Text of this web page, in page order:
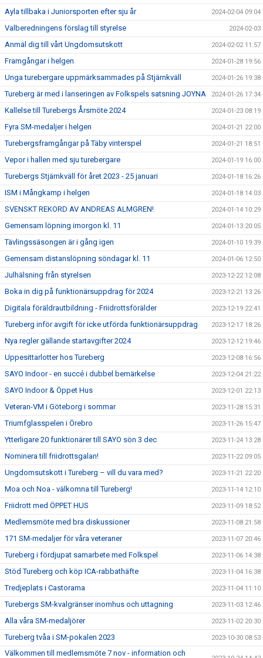
Ayla tillbaka i Juniorsporten efter sju år 2024-02-04 09:04
Valberedningens förslag till styrelse 2024-02-03
Anmäl dig till vårt Ungdomsutskott 2024-02-02 11:57
Framgångar i helgen 2024-01-28 19:56
Unga turebergare uppmärksammades på Stjärnkväll 2024-01-26 19:38
Tureberg är med i lanseringen av Folkspels satsning JOYNA 2024-01-26 17:34
Kallelse till Turebergs Årsmöte 2024 2024-01-23 08:19
Fyra SM-medaljer i helgen 2024-01-21 22:00
Turebergsframgångar på Täby vinterspel 2024-01-21 18:51
Vepor i hallen med sju turebergare 2024-01-19 16:00
Turebergs Stjärnkväll för året 2023 - 25 januari 2024-01-18 16:26
ISM i Mångkamp i helgen 2024-01-18 14:03
SVENSKT REKORD AV ANDREAS ALMGREN! 2024-01-14 10:29
Gemensam löpning imorgon kl. 11 2024-01-13 20:05
Tävlingssäsongen är i gång igen 2024-01-10 19:39
Gemensam distanslöpning söndagar kl. 11 2024-01-06 12:50
Julhälsning från styrelsen 2023-12-22 12:08
Boka in dig på funktionärsuppdrag för 2024 2023-12-21 13:26
Digitala föräldrautbildning - Friidrottsförälder 2023-12-19 22:41
Tureberg inför avgift för icke utförda funktionärsuppdrag 2023-12-17 18:26
Nya regler gällande startavgifter 2024 2023-12-12 19:46
Uppesittarlotter hos Tureberg 2023-12-08 16:56
SAYO Indoor - en succé i dubbel bemärkelse 2023-12-04 21:22
SAYO Indoor & Öppet Hus 2023-12-01 22:13
Veteran-VM i Göteborg i sommar 2023-11-28 15:31
Triumfglasspelen i Örebro 2023-11-26 15:47
Ytterligare 20 funktionärer till SAYO sön 3 dec 2023-11-24 13:28
Nominera till friidrottsgalan! 2023-11-22 09:05
Ungdomsutskott i Tureberg – vill du vara med? 2023-11-21 22:20
Moa och Noa - välkomna till Tureberg! 2023-11-14 12:10
Friidrott med ÖPPET HUS 2023-11-09 18:52
Medlemsmöte med bra diskussioner 2023-11-08 21:58
171 SM-medaljer för våra veteraner 2023-11-07 20:46
Tureberg i fördjupat samarbete med Folkspel 2023-11-06 14:38
Stöd Tureberg och köp ICA-rabbathäfte 2023-11-04 16:38
Tredjeplats i Castorama 2023-11-04 11:10
Turebergs SM-kvalgränser inomhus och uttagning 2023-11-03 12:46
Alla våra SM-medaljörer 2023-11-02 20:30
Tureberg tvåa i SM-pokalen 2023 2023-10-30 08:53
Välkommen till medlemsmöte 7 nov - information och